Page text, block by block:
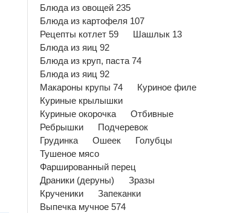
Блюда из овощей 235
Блюда из картофеля 107
Рецепты котлет 59
Шашлык 13
Блюда из яиц 92
Блюда из круп, паста 74
Блюда из яиц 92
Макароны крупы 74
Куриное филе
Куриные крылышки
Куриные окорочка
Отбивные
Ребрышки
Подчеревок
Грудинка
Ошеек
Голубцы
Тушеное мясо
Фаршированный перец
Драники (деруны)
Зразы
Крученики
Запеканки
Выпечка мучное 574